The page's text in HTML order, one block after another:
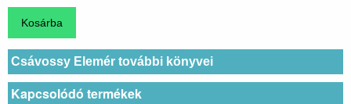
Csávossy Elemér további könyvei
Kapcsolódó termékek